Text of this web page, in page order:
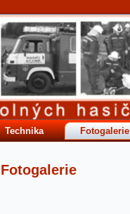
Technika Fotogalerie
Fotogalerie